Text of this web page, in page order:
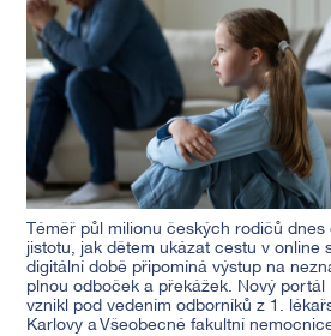
Téměř půl milionu českých rodičů
jistotu, jak dětem ukázat cestu v online
digitální době připomíná výstup na
plnou odboček a překážek. Nový
vznikl pod vedením odborníků z 1. lé
Karlovy a Všeobecnéfakultní